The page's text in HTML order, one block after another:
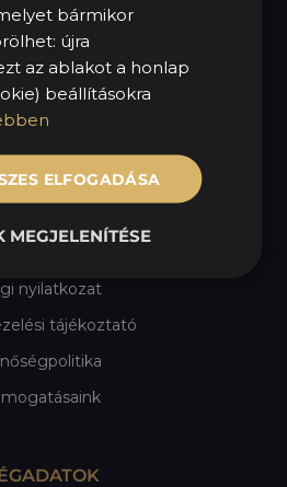
MINKET!
Mycarius
nyilatkozat
tájékoztató
bármikor
újra
az ablakot a honlap
beállításokra
ELFOGADÁSA
MEGJELENÍTÉSE